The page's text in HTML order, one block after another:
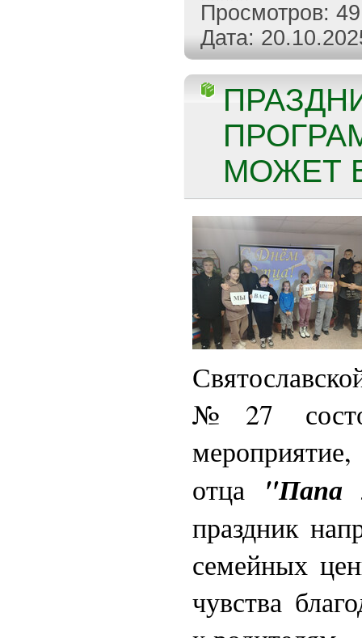
Просмотров: 49
Дата:
МОЖЕТ
№27
отца "Папа
праздник
семейных
чувства